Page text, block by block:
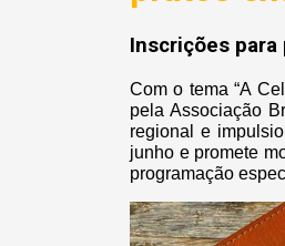
Inscrições
Com o tema “A
pela Associação
regional e
junho e promete
programação